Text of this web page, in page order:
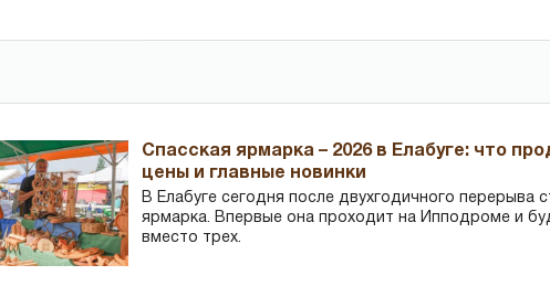
Спасская ярмарка – 2026 в Елабуге: что
цены и главные новинки
В Елабуге сегодня после двухгодичного перерыва
ярмарка. Впервые она проходит на Ипподроме и
вместо трех.